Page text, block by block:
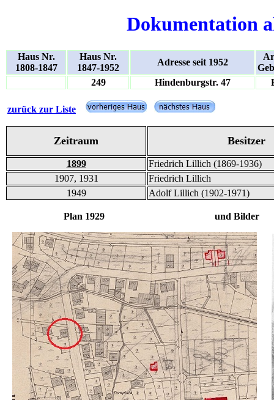
Dokumentation
Haus Nr.
1808-1847
Haus Nr.
1847-1952
Adresse seit 1952
249
Hindenburgstr. 47
zurück zur Liste
Zeitraum Besitzer
1899
Friedrich Lillich (1869-1936)
1907, 1931
Friedrich Lillich
1949
Adolf Lillich (1902-1971)
Plan 1929 und Bilder